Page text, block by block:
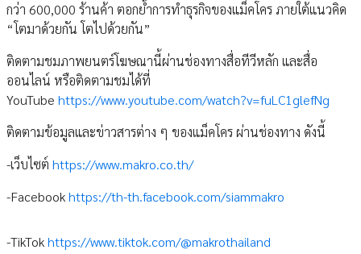
กว่า 600,000 ร้านค้า ตอกย้ำการทำธุรกิจของแม็คโคร ภายใต้แนวคิด
“โตมาด้วยกัน โตไปด้วยกัน”
ติดตามชมภาพยนตร์โฆษณานี้ผ่านช่องทางสื่อทีวีหลัก และสื่อ
ออนไลน์ หรือติดตามชมได้ที่
YouTube https://www.youtube.com/watch?v=fuLC1glefNg
ติดตามข้อมูลและข่าวสารต่าง ๆ ของแม็คโคร ผ่านช่องทาง ดังนี้
-เว็บไซต์ https://www.makro.co.th/
-Facebookhttps://th-th.facebook.com/siammakro
-TikTokhttps://www.tiktok.com/@makrothailand